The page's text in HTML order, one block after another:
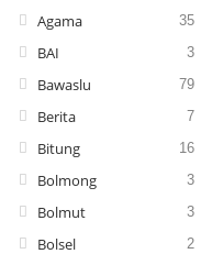
Agama 35
BAI 3
Bawaslu 79
Berita 7
Bitung 16
Bolmong 3
Bolmut 3
Bolsel 2